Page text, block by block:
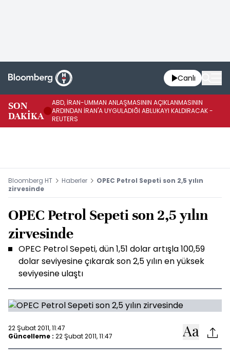
Canlı
SON
DAKİKA
ABD, İRAN-UMMAN ANLAŞMASININ AÇIKLANMASININ
ARDINDAN İRAN'A UYGULADIĞI ABLUKAYI KALDIRACAK -
REUTERS
Bloomberg HT Haberler
OPEC Petrol Sepeti son 2,5 yılın
zirvesinde
OPEC Petrol Sepeti son 2,5 yılın
zirvesinde
OPEC Petrol Sepeti, dün 1,51 dolar artışla 100,59
dolar seviyesine çıkarak son 2,5 yılın en yüksek
seviyesine ulaştı
22 Şubat 2011, 11:47
Güncelleme : 22 Şubat 2011, 11:47